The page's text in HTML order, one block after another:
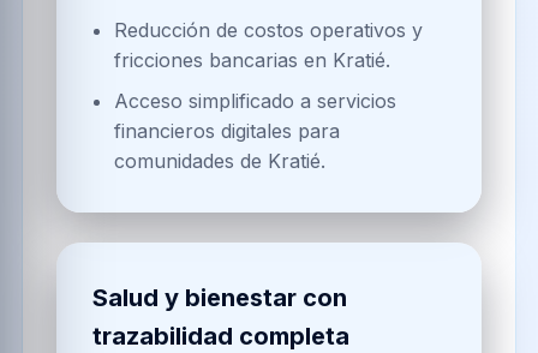
Reducción de costos operativos y
fricciones bancarias en Kratié.
Acceso simplificado a servicios
financieros digitales para
comunidades de Kratié.
Salud y bienestar con
trazabilidad completa